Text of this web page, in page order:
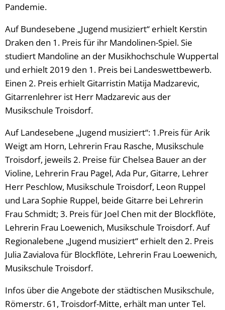
Pandemie.
Auf Bundesebene „Jugend musiziert“ erhielt Kerstin
Draken den 1. Preis für ihr Mandolinen-Spiel. Sie
studiert Mandoline an der Musikhochschule Wuppertal
und erhielt 2019 den 1. Preis bei Landeswettbewerb.
Einen 2. Preis erhielt Gitarristin Matija Madzarevic,
Gitarrenlehrer ist Herr Madzarevic aus der
Musikschule Troisdorf.
Auf Landesebene „Jugend musiziert“: 1.Preis für Arik
Weigt am Horn, Lehrerin Frau Rasche, Musikschule
Troisdorf, jeweils 2. Preise für Chelsea Bauer an der
Violine, Lehrerin Frau Pagel, Ada Pur, Gitarre, Lehrer
Herr Peschlow, Musikschule Troisdorf, Leon Ruppel
und Lara Sophie Ruppel, beide Gitarre bei Lehrerin
Frau Schmidt; 3. Preis für Joel Chen mit der Blockflöte,
Lehrerin Frau Loewenich, Musikschule Troisdorf. Auf
Regionalebene „Jugend musiziert“ erhielt den 2. Preis
Julia Zavialova für Blockflöte, Lehrerin Frau Loewenich,
Musikschule Troisdorf.
Infos über die Angebote der städtischen Musikschule,
Römerstr. 61, Troisdorf-Mitte, erhält man unter Tel.